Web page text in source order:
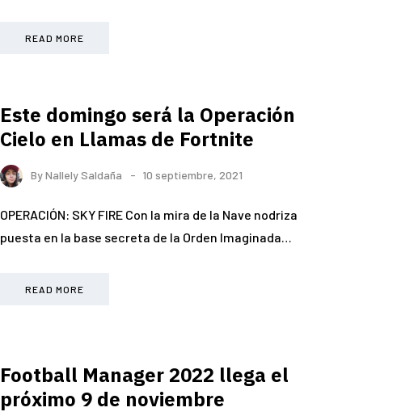
READ MORE
Este domingo será la Operación
Cielo en Llamas de Fortnite
ByNallely Saldaña 10 septiembre, 2021
OPERACIÓN: SKY FIRE Con la mira de la Nave nodriza
puesta en la base secreta de la Orden Imaginada…
READ MORE
Football Manager 2022 llega el
próximo 9 de noviembre